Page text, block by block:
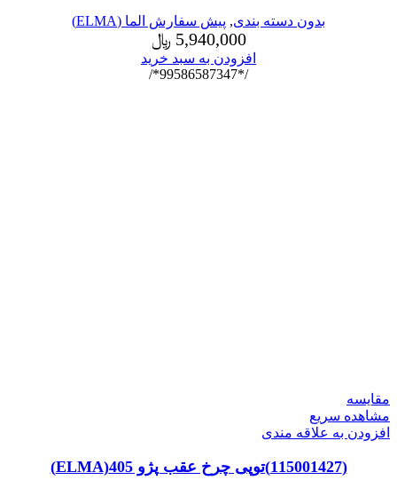
بدون دسته بندی, پیش سفارش الما (ELMA)
5,940,000 ﷼
افزودن به سبد خرید
/*99586587347*/
مقایسه
مشاهده سریع
افزودن به علاقه مندی
(115001427)توپی چرخ عقب پژو 405(ELMA)